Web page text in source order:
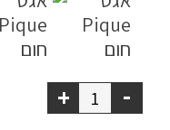
-
+